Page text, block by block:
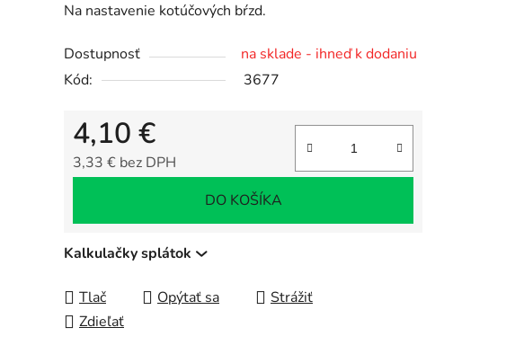
produktu
0,0
z
hviezdičiek.
Na nastavenie kotúčových bŕzd.
Dostupnosť
na sklade - ihneď k dodaniu
Kód:
3677
4,10 €
3,33 € bez DPH
DO KOŠÍKA
Kalkulačky splátok
Tlač Opýtať sa
Strážiť
Zdieľať